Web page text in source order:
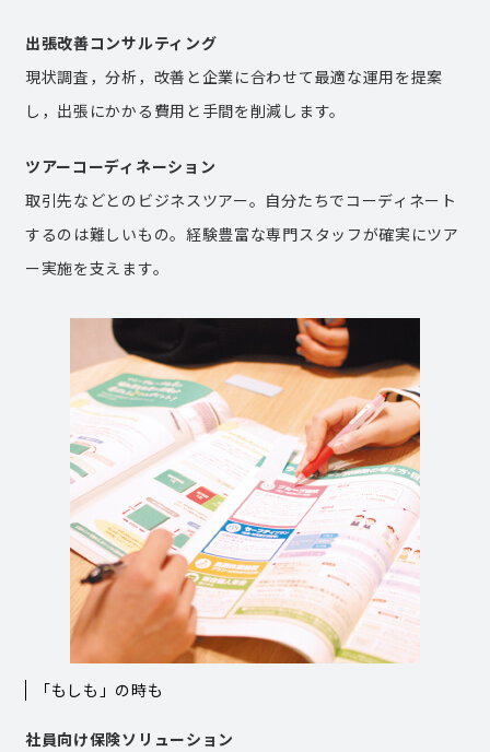
出張改善コンサルティング
現状調査，分析，改善と企業に合わせて最適な運用を提案
し，出張にかかる費用と手間を削減します。
ツアーコーディネーション
取引先などとのビジネスツアー。自分たちでコーディネート
するのは難しいもの。経験豊富な専門スタッフが確実にツア
ー実施を支えます。
「もしも」の時も
社員向け保険ソリューション